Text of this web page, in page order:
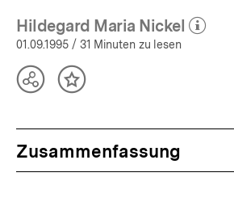
Hildegard Maria Nickel
(Mehr zum Autor)
01.09.1995 / 31 Minuten zu lesen
TeilenInhalt
Zusammenfassung